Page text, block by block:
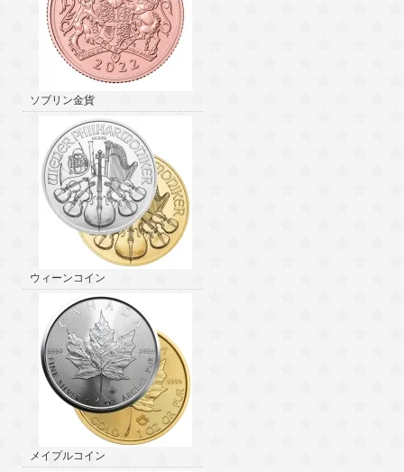
ソブリン金貨
ウィーンコイン
メイプルコイン